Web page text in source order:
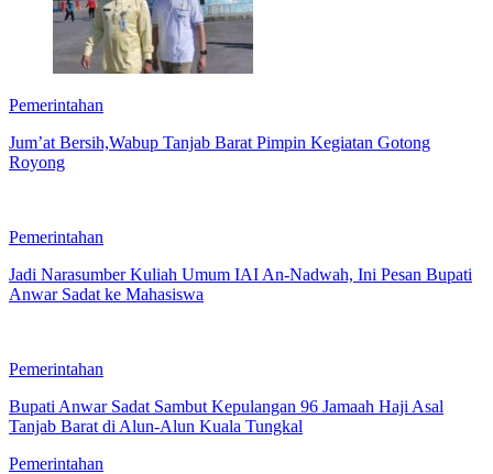
Pemerintahan
Jum’at Bersih,Wabup Tanjab Barat Pimpin Kegiatan Gotong
Royong
Pemerintahan
Jadi Narasumber Kuliah Umum IAI An-Nadwah, Ini Pesan Bupati
Anwar Sadat ke Mahasiswa
Pemerintahan
Bupati Anwar Sadat Sambut Kepulangan 96 Jamaah Haji Asal
Tanjab Barat di Alun-Alun Kuala Tungkal
Pemerintahan